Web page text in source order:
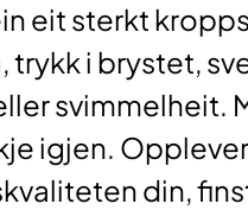
eit sterkt
trykk i brystet,
svimmelheit.
igjen.
din,